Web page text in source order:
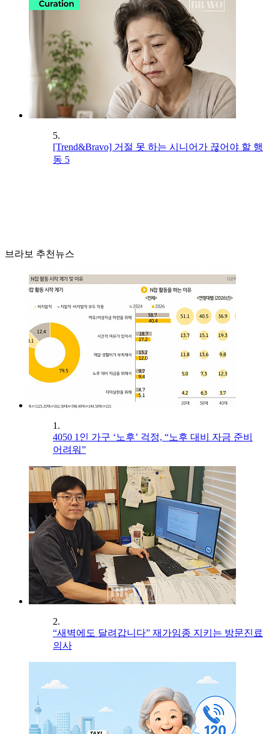
5.
[Trend&Bravo] 거절 못 하는 시니어가 끊어야 할 행
동 5
브라보 추천뉴스
1.
4050 1인 가구 ‘노후’ 걱정, “노후 대비 자금 준비
어려워”
2.
“새벽에도 달려갑니다” 재가임종 지키는 방문진료
의사